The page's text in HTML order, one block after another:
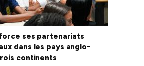
ses partenariats
dans les pays anglo-
continents